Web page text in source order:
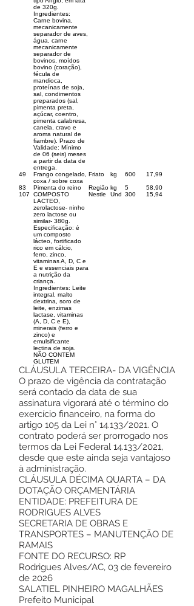
de 320g.
Ingredientes:
Carne bovina,
mecanicamente
separador de aves,
água, carne
mecanicamente
separador de
bovinos, moídos
bovino (coração),
fécula de
mandioca,
proteínas de soja,
sal, condimentos
preparados (sal,
pimenta preta,
açúcar, coentro,
pimenta calabresa,
canela, cravo e
aroma natural de
fiambre). Prazo de
Validade: Mínimo
de 06 (seis) meses
a partir da data de
entrega.
49
Frango congelado,
coxa / sobre coxa
Friato kg 600
17,99
83
Pimenta do reino Região kg 5
58,90
107
COMPOSTO
LACTEO,
zerolactose- ninho
zero lactose ou
similar- 380g.
Especificação: é
um composto
lácteo, fortificado
rico em cálcio,
ferro, zinco,
vitaminas A, D, C e
E e essenciais para
a nutrição da
criança.
Ingredientes: Leite
integral, malto
dextrina, soro de
leite, enzimas
lactase, vitaminas
(A, D, C e E),
minerais (ferro e
zinco) e
emulsificante
lectina de soja.
NÃO CONTEM
GLUTEM
Nestle Und 300 15,94
CLÁUSULA TERCEIRA- DA VIGÊNCIA
O prazo de vigência da contratação
será contado da data de sua
assinatura vigorará até o término do
exercício financeiro, na forma do
artigo 105 da Lei n° 14.133/2021. O
contrato poderá ser prorrogado nos
termos da Lei Federal 14.133/2021,
desde que este ainda seja vantajoso
à administração.
CLÁUSULA DÉCIMA QUARTA – DA
DOTAÇÃO ORÇAMENTÁRIA
ENTIDADE: PREFEITURA DE
RODRIGUES ALVES
SECRETARIA DE OBRAS E
TRANSPORTES – MANUTENÇÃO DE
RAMAIS
FONTE DO RECURSO: RP
Rodrigues Alves/AC, 03 de fevereiro
de 2026
SALATIEL PINHEIRO MAGALHÃES
Prefeito Municipal